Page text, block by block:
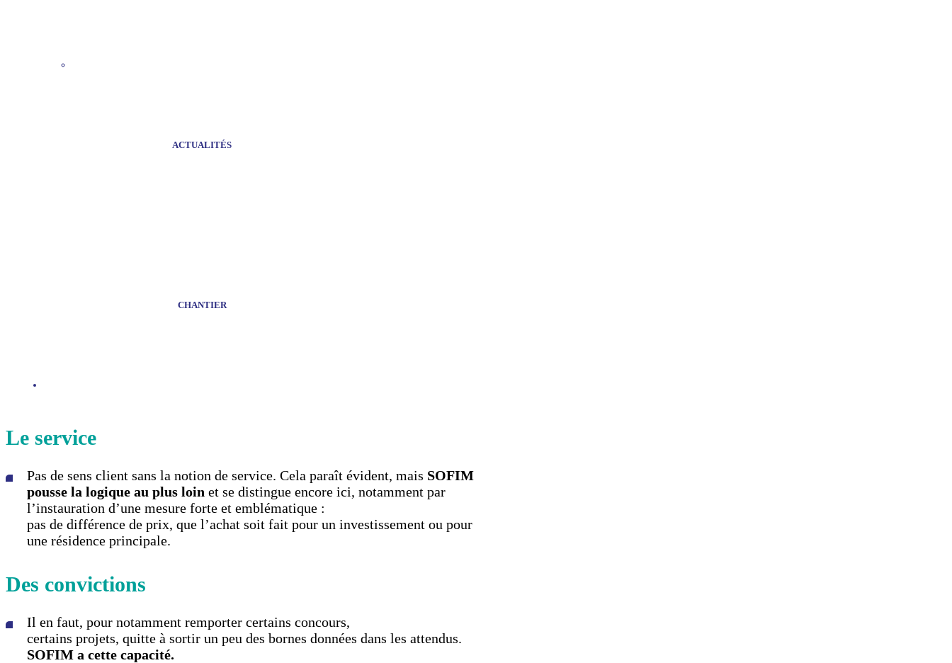
ACTUALITÉS
CHANTIER
Le service
Pas de sens client sans la notion de service. Cela paraît évident, mais SOFIM
pousse la logique au plus loin et se distingue encore ici, notamment par
l’instauration d’une mesure forte et emblématique :
pas de différence de prix, que l’achat soit fait pour un investissement ou pour
une résidence principale.
Des convictions
Il en faut, pour notamment remporter certains concours,
certains projets, quitte à sortir un peu des bornes données dans les attendus.
SOFIM a cette capacité.